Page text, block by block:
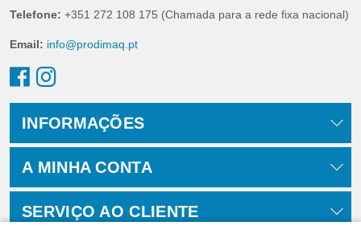
Telefone: +351 272 108 175 (Chamada para a rede fixa nacional)
Email: info@prodimaq.pt
INFORMAÇÕES
A MINHA CONTA
SERVIÇO AO CLIENTE